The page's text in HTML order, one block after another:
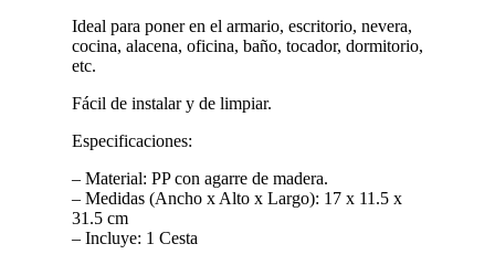
Ideal para poner en el armario, escritorio, nevera,
cocina, alacena, oficina, baño, tocador, dormitorio,
etc.
Fácil de instalar y de limpiar.
Especificaciones:
– Material: PP con agarre de madera.
– Medidas (Ancho x Alto x Largo): 17 x 11.5 x
31.5 cm
– Incluye: 1 Cesta